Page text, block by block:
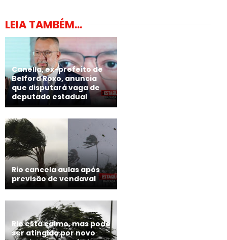
LEIA TAMBÉM...
Canella, ex-prefeito de
Belford Roxo, anuncia
que disputará vaga de
deputado estadual
Rio cancela aulas após
previsão de vendaval
Rio está calmo, mas pode
ser atingido por novo